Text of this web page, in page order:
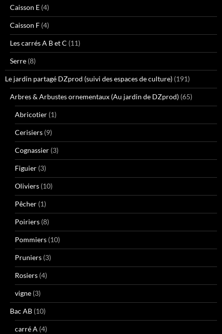
Caisson E (4)
Caisson F (4)
Les carrés A B et C (11)
Serre (8)
Le jardin partagé DZprod (suivi des espaces de culture) (191)
Arbres & Arbustes ornementaux (Au jardin de DZprod) (65)
Abricotier (1)
Cerisiers (9)
Cognassier (3)
Figuier (3)
Oliviers (10)
Pêcher (1)
Poiriers (8)
Pommiers (10)
Pruniers (3)
Rosiers (4)
vigne (3)
Bac AB (10)
carré A (4)